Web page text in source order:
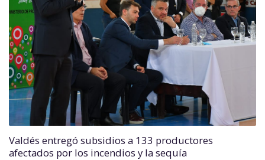
Valdés entregó subsidios a 133 productores
afectados por los incendios y la sequía